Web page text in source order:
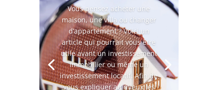
Vous pensez acheter une
maison, une villa ou changer
d’appartement ? Voici un
article qui pourrait vous être
utile avant un investissement
immobilier ou même un
investissement locatif. Afin de
vous expliquer au mieux les